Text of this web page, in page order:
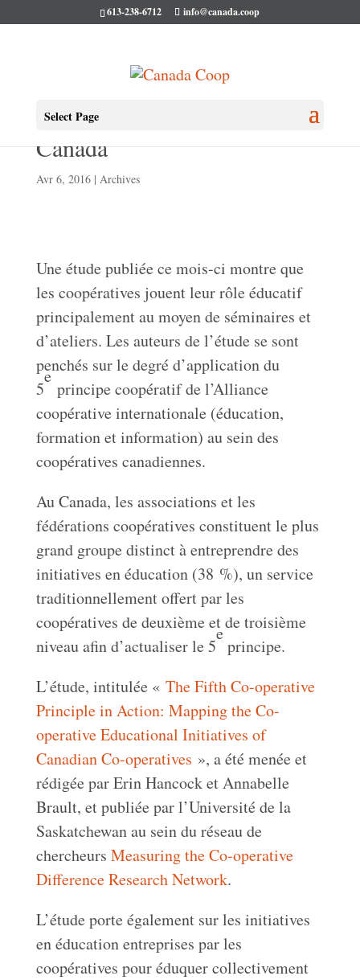
613-238-6712 info@canada.coop
Select Page
Éducation coopérative au
Canada
Avr 6, 2016| Archives
Une étude publiée ce mois-ci montre que
les coopératives jouent leur rôle éducatif
principalement au moyen de séminaires et
d’ateliers. Les auteurs de l’étude se sont
penchés sur le degré d’application du
5
e
principe coopératif de l’Alliance
coopérative internationale (éducation,
formation et information) au sein des
coopératives canadiennes.
Au Canada, les associations et les
fédérations coopératives constituent le plus
grand groupe distinct à entreprendre des
initiatives en éducation (38 %), un service
traditionnellement offert par les
coopératives de deuxième et de troisième
niveau afin d’actualiser le 5
e
principe.
L’étude, intitulée « The Fifth Co-operative
Principle in Action: Mapping the Co-
operative Educational Initiatives of
Canadian Co-operatives », a été menée et
rédigée par Erin Hancock et Annabelle
Brault, et publiée par l’Université de la
Saskatchewan au sein du réseau de
chercheurs Measuring the Co-operative
Difference Research Network.
L’étude porte également sur les initiatives
en éducation entreprises par les
coopératives pour éduquer collectivement